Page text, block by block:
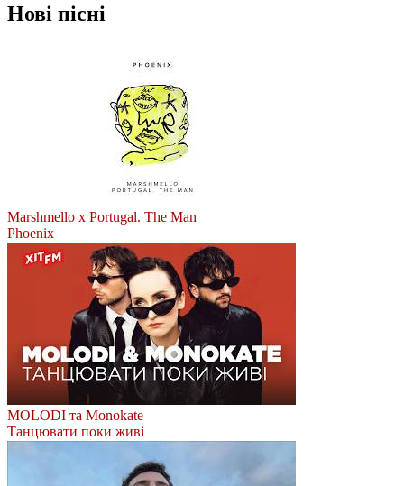
Нові пісні
Marshmello x Portugal. The Man
Phoenix
MOLODI та Monokate
Танцювати поки живі